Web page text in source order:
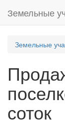
Земельные
Земельные
соток